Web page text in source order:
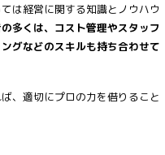
は経営に関する知識とノウハウ
多くは、コスト管理やスタッフ
グなどのスキルも持ち合わせて
、適切にプロの力を借りること